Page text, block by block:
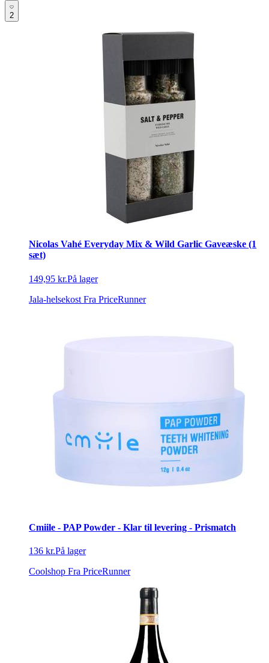
2
Nicolas Vahé Everyday Mix & Wild Garlic Gaveæske (1
sæt)
149,95 kr.På lager
Jala-helsekost Fra PriceRunner
Cmiile - PAP Powder - Klar til levering - Prismatch
136 kr.På lager
Coolshop Fra PriceRunner